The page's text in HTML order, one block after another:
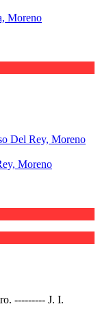
Moreno
Moreno
--------- J. I.